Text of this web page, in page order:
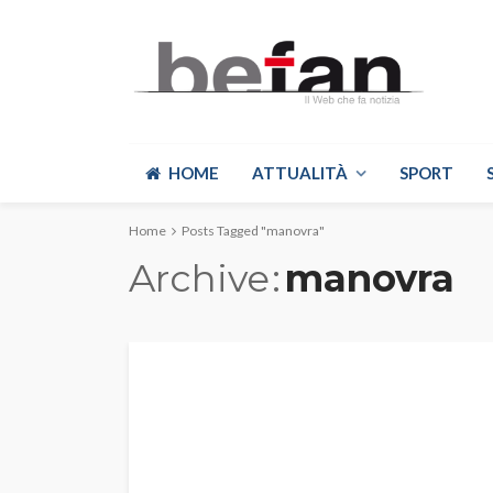
HOME ATTUALITÀ SPORT
Home Posts Tagged "manovra"
Archive manovra